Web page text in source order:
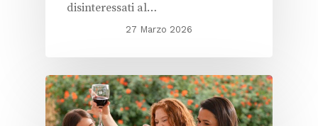
disinteressati al…
27 Marzo 2026